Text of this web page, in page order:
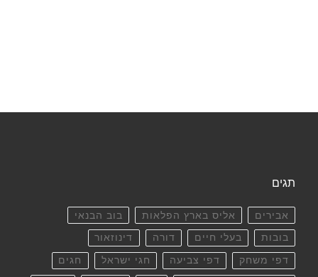
תגים
אבירים אליס בארץ הפלאות בוב הבנאי
בובות בעלי חיים דורה דינוזאור
דפי משחק דפי צביעה חגי ישראל חגים